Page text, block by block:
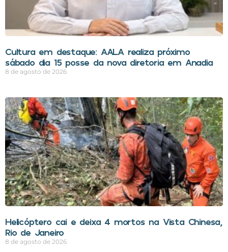
Cultura em destaque: AALA realiza próximo
sábado dia 15 posse da nova diretoria em Anadia
8 de agosto de 2026
Helicóptero cai e deixa 4 mortos na Vista Chinesa,
Rio de Janeiro
8 de agosto de 2026